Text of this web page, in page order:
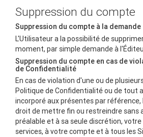
Suppression du compte
Suppression du compte à la demande
L'Utilisateur a la possibilité de
moment, par simple demande à
Suppression du compte en cas de
de Confidentialité
En cas de violation d'une ou de
Politique de Confidentialité ou de tout
incorporé aux présentes par référence,
droit de mettre fin ou restreindre sans
préalable et à sa seule discrétion,
services, à votre compte et à tous les